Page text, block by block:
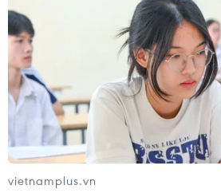
TIN LIÊN QUAN
vietnamplus.vn